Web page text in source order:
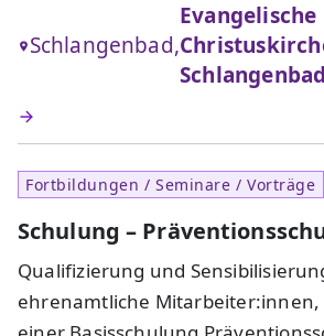
Schlangenbad,
Evangelische
Schlangenbad
Fortbildungen / Seminare / Vorträge
Schulung –
Qualifizierung und
ehrenamtliche Mitarbeiter:innen,